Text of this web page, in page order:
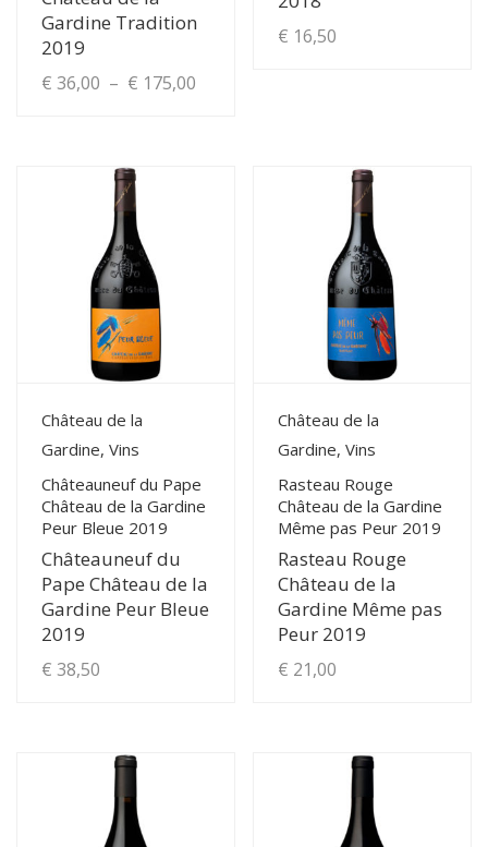
Gardine Tradition
2019
€ 36,00 – € 175,00
page
produit
€ 16,50
View Details
Château de la
Gardine, Vins
Châteauneuf du Pape
Château de la Gardine
Peur Bleue 2019
Châteauneuf du
Pape Château de la
Gardine Peur Bleue
2019
€ 38,50
View Details
Château de la
Gardine, Vins
Rasteau Rouge
Château de la Gardine
Même pas Peur 2019
Rasteau Rouge
Château de la
Gardine Même pas
Peur 2019
€ 21,00